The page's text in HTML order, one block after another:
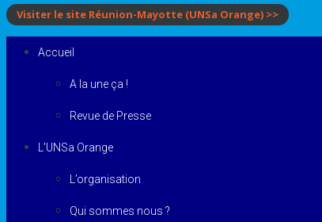
Visiter le site Réunion-Mayotte (UNSa Orange) >>
Accueil
A la une ça !
Revue de Presse
L’UNSa Orange
L’organisation
Qui sommes nous ?